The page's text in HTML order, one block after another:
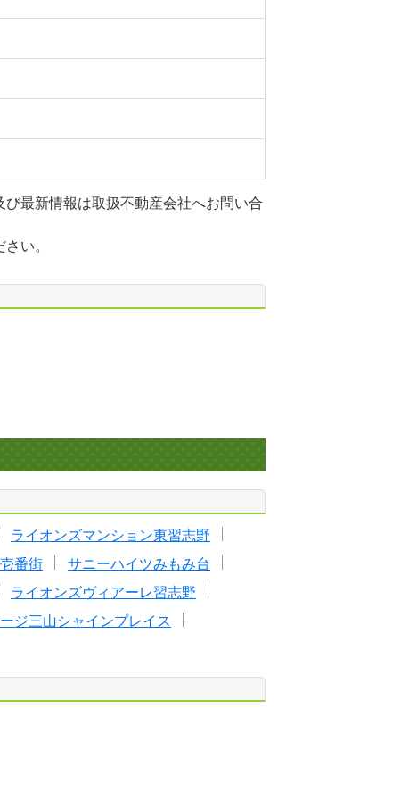
最新情報は取扱不動産会社へお問い合
い。
ライオンズマンション東習志野
番街
サニーハイツみもみ台
ライオンズヴィアーレ習志野
ジ三山シャインプレイス